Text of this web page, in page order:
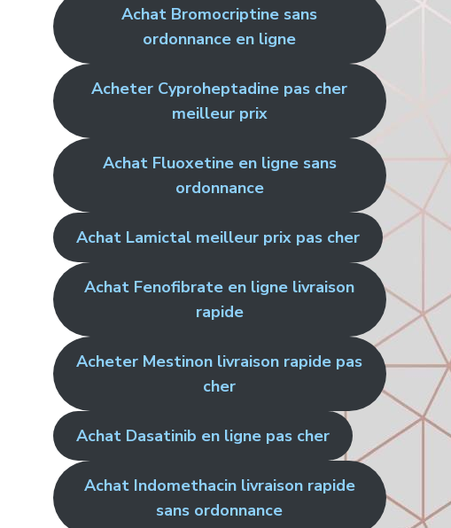
Achat Bromocriptine sans
ordonnance en ligne
Acheter Cyproheptadine pas cher
meilleur prix
Achat Fluoxetine en ligne sans
ordonnance
Achat Lamictal meilleur prix pas cher
Achat Fenofibrate en ligne livraison
rapide
Acheter Mestinon livraison rapide pas
cher
Achat Dasatinib en ligne pas cher
Achat Indomethacin livraison rapide
sans ordonnance